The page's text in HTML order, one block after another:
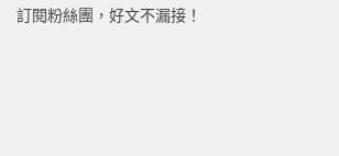
訂閱粉絲團，好文不漏接！